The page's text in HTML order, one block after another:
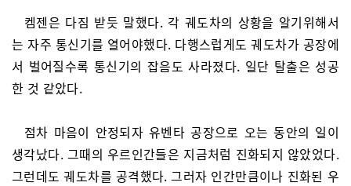
켐젠은 다짐 받듯 말했다. 각 궤도차의 상황을 알기위해서
는 자주 통신기를 열어야했다. 다행스럽게도 궤도차가 공장에
서 벌어질수록 통신기의 잡음도 사라졌다. 일단 탈출은 성공
한 것 같았다.
점차 마음이 안정되자 유벤타 공장으로 오는 동안의 일이
생각났다. 그때의 우르인간들은 지금처럼 진화되지 않았었다.
그런데도 궤도차를 공격했다. 그러자 인간만큼이나 진화된 우